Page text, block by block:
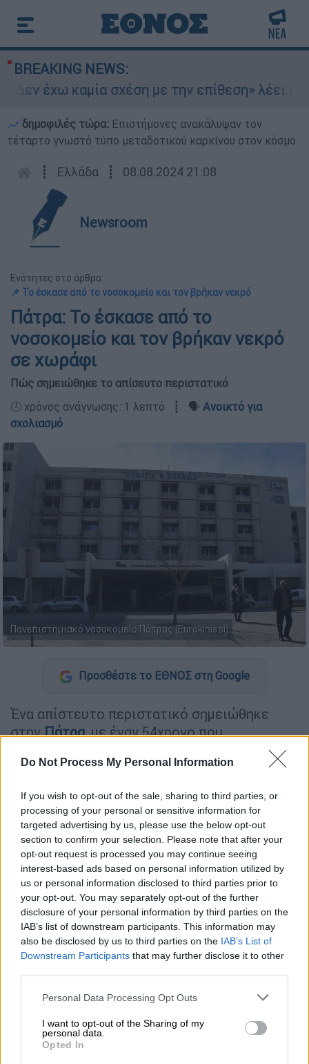
Do Not Process My Personal Information
If you wish to opt-out of the sale, sharing to third parties, or
processing of your personal or sensitive information for
targeted advertising by us, please use the below opt-out
section to confirm your selection. Please note that after your
opt-out request is processed you may continue seeing
interest-based ads based on personal information utilized by
us or personal information disclosed to third parties prior to
your opt-out. You may separately opt-out of the further
disclosure of your personal information by third parties on the
IAB’s list of downstream participants. This information may
also be disclosed by us to third parties on the IAB’s List of
Downstream Participants that may further disclose it to other
Please note that this website/app uses one or more Google
not limited to your visit or usage behaviour. You may click to
grant or deny consent to Google and its third-party tags to
use your data for below specified purposes in below Google
Personal Data Processing Opt Outs
I want to opt-out of the Sharing of my
personal data.
Opted In
BREAKING NEWS:
έχω καμία σχέση με την επίθεση» λέει η
δημοφιλές τώρα: Επιστήμονες ανακάλυψαν τον
τέταρτο γνωστό τύπο μεταδοτικού καρκίνου στον κόσμο
┋ Ελλάδα ┋ 08.08.2024 21:08
Newsroom
Ενότητες στο άρθρο:
📌 Το έσκασε από το νοσοκομείο και τον βρήκαν νεκρό
Πάτρα: Το έσκασε από το
νοσοκομείο και τον βρήκαν νεκρό
σε χωράφι
Πώς σημειώθηκε το απίσευτο περιστατικό
🕛 χρόνος ανάγνωσης: 1 λεπτό ┋ 🗣️ Ανοικτό για
σχολιασμό
Πανεπιστημιακό νοσοκομείο Πάτρας (Eurokinissi)
Προσθέστε το ΕΘΝΟΣ στη Google
Ένα απίστευτο περιστατικό σημειώθηκε
στηνΠάτρα, με έναν 54χρονο που
νεκρός σε περιοχή της πόλης.
ΔΙΑΒΑΣΤΕ ΕΠΙΣΗΣ
Ελλάδα|08.08.2024 20:25
Διπλός σεισμός χτύπησε κοντά στο
Άγιο Όρος: Οι πρώτες πληροφορίες
Ελλάδα|08.08.2024 20:37
Φωτιά στο Βόλο: Κινητοποίηση της
Πυροσβεστικής - Στη μάχη της
κατάσβεσης και εναέρια μέσα
Το έσκασε από το νοσοκομείο και τον
βρήκαν νεκρό